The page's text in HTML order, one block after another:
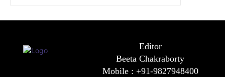
Editor
Beeta Chakraborty
Mobile : +91-9827948400